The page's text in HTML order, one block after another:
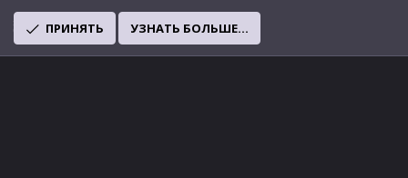
R
S
ПРИНЯТЬ УЗНАТЬ БОЛЬШЕ...